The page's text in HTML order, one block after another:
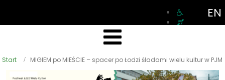
EN
Start MIGIEM po MIEŚCIE – spacer po Łodzi śladami wielu kultur w PJM